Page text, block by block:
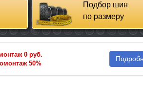
Подбор шин
по размеру
0 руб.
50%